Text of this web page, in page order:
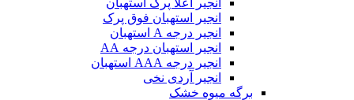
انجیر اعلا پرک استهبان
انجیر استهبان فوق پرک
انجیر درجه A استهبان
انجیر استهبان درجه AA
انجیر درجه AAA استهبان
انجیر آردی نخی
برگه میوه خشک